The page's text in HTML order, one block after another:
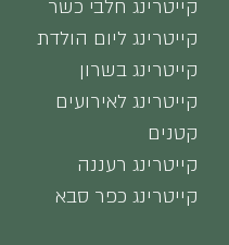
קייטרינג חלבי כשר
קייטרינג ליום הולדת
קייטרינג בשרון
קייטרינג לאירועים
קטנים
קייטרינג רעננה
קייטרינג כפר סבא